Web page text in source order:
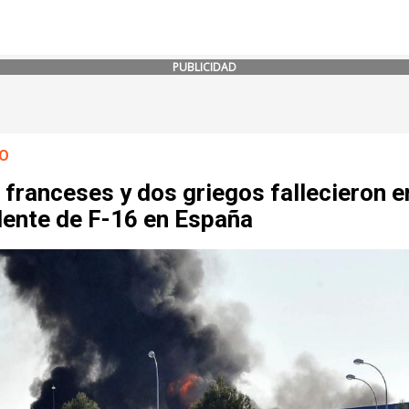
PUBLICIDAD
franceses y dos griegos fallecieron
de F-16 en España